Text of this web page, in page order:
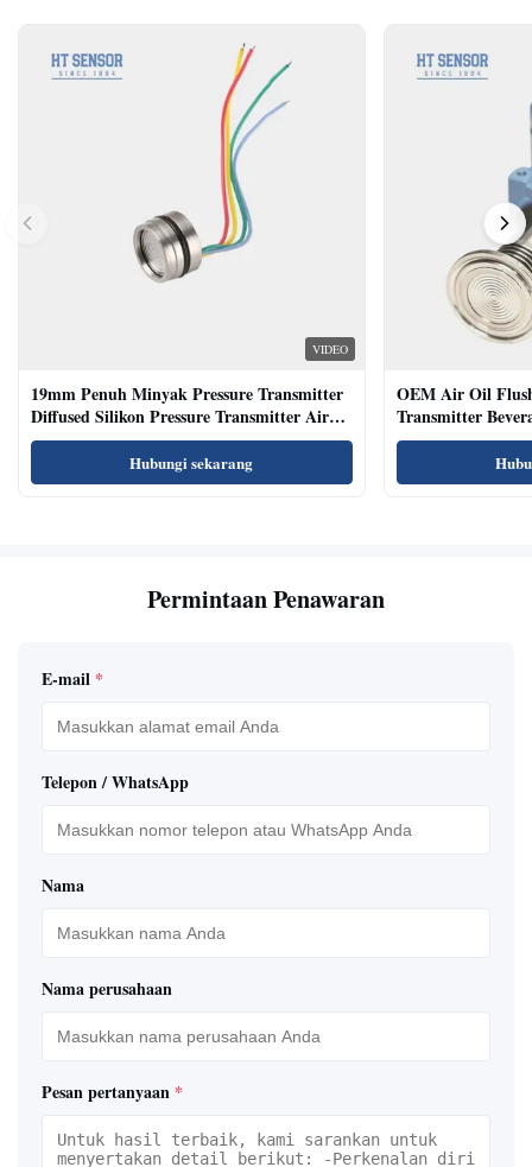
VIDEO
19mm Penuh Minyak Pressure Transmitter
Diffused Silikon Pressure Transmitter Air
Oil Test
Hubungi sekarang
OEM Air Oil
Transmitter
Sensor
Permintaan Penawaran
E-mail *
Telepon / WhatsApp
Nama
Nama perusahaan
Pesan pertanyaan *